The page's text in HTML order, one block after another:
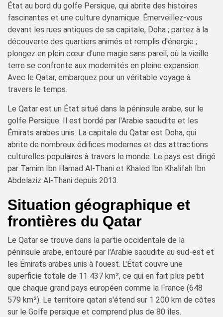
État au bord du golfe Persique, qui abrite des histoires
fascinantes et une culture dynamique. Émerveillez-vous
devant les rues antiques de sa capitale, Doha ; partez à la
découverte des quartiers animés et remplis d'énergie ;
plongez en plein cœur d'une magie sans pareil, où la vieille
terre se confronte aux modernités en pleine expansion.
Avec le Qatar, embarquez pour un véritable voyage à
travers le temps.
Le Qatar est un État situé dans la péninsule arabe, sur le
golfe Persique. Il est bordé par l'Arabie saoudite et les
Émirats arabes unis. La capitale du Qatar est Doha, qui
abrite de nombreux édifices modernes et des attractions
culturelles populaires à travers le monde. Le pays est dirigé
par Tamim Ibn Hamad Al-Thani et Khaled Ibn Khalifah Ibn
Abdelaziz Al-Thani depuis 2013.
Situation géographique et
frontières du Qatar
Le Qatar se trouve dans la partie occidentale de la
péninsule arabe, entouré par l'Arabie saoudite au sud-est et
les Émirats arabes unis à l'ouest. L'État couvre une
superficie totale de 11 437 km², ce qui en fait plus petit
que chaque grand pays européen comme la France (648
579 km²). Le territoire qatari s'étend sur 1 200 km de côtes
sur le Golfe persique et comprend plus de 80 îles.